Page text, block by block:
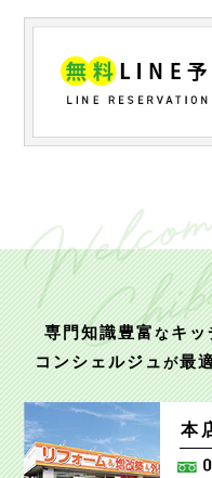
専門知識豊富なキッ
コンシェルジュが最
本